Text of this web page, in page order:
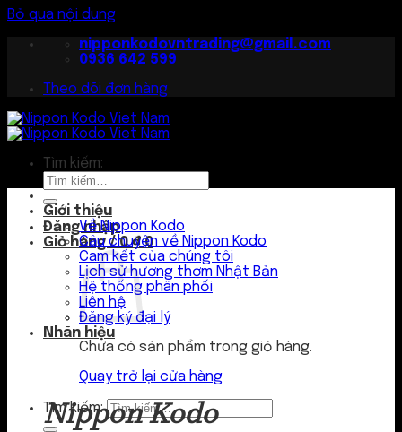
Bỏ qua nội dung
nipponkodovntrading@gmail.com
0936 642 599
Theo dõi đơn hàng
Tìm kiếm:
Đăng nhập
Giỏ hàng /0₫ 0
Chưa có sản phẩm trong giỏ hàng.
Quay trở lại cửa hàng
Tìm kiếm:
Giới thiệu
Về Nippon Kodo
Câu chuyện về Nippon Kodo
Cam kết của chúng tôi
Lịch sử hương thơm Nhật Bản
Hệ thống phân phối
Liên hệ
Đăng ký đại lý
Nhãn hiệu
Nippon Kodo